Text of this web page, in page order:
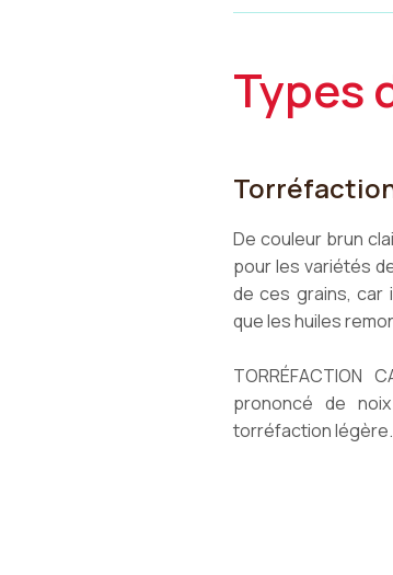
Types
De couleur brun
pour les variétés
de ces grains,
que les huiles
prononcé de
torréfaction légère.